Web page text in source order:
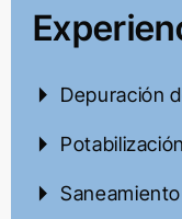
Depuración